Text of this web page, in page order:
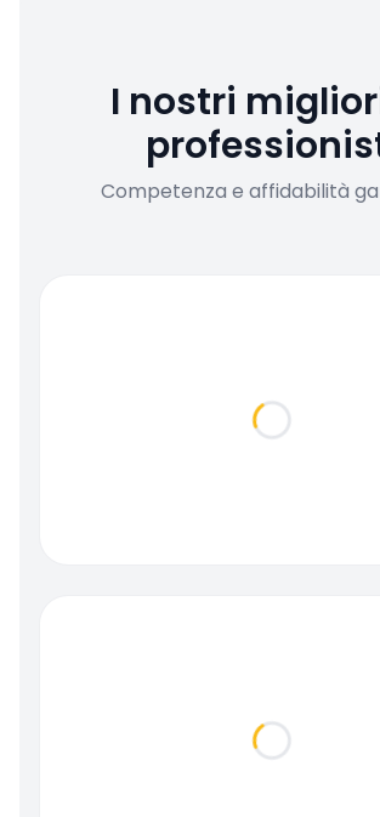
I nostri
Competenza e affidabilità
Loading...
Loading...